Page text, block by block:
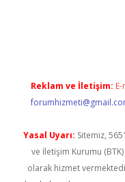
Reklam ve İletişim:
Yasal Uyarı: Sitemiz,
ve İletişim Kurumu
olarak hizmet